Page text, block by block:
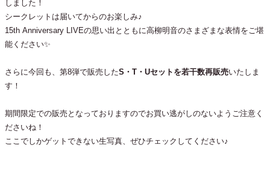
しました！
シークレットは届いてからのお楽しみ♪
15th Anniversary LIVEの思い出とともに高柳明音のさまざまな表情をご堪
能ください✨
さらに今回も、第8弾で販売したS・T・Uセットを若干数再販売いたしま
す！
期間限定での販売となっておりますのでお買い逃がしのないようご注意く
ださいね！
ここでしかゲットできない生写真、ぜひチェックしてください♪